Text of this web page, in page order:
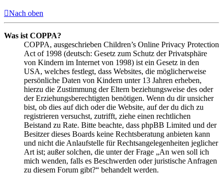
Nach oben
Was ist COPPA?
COPPA, ausgeschrieben Children’s Online Privacy Protection
Act of 1998 (deutsch: Gesetz zum Schutz der Privatsphäre
von Kindern im Internet von 1998) ist ein Gesetz in den
USA, welches festlegt, dass Websites, die möglicherweise
persönliche Daten von Kindern unter 13 Jahren erheben,
hierzu die Zustimmung der Eltern beziehungsweise des oder
der Erziehungsberechtigten benötigen. Wenn du dir unsicher
bist, ob dies auf dich oder die Website, auf der du dich zu
registrieren versuchst, zutrifft, ziehe einen rechtlichen
Beistand zu Rate. Bitte beachte, dass phpBB Limited und der
Besitzer dieses Boards keine Rechtsberatung anbieten kann
und nicht die Anlaufstelle für Rechtsangelegenheiten jeglicher
Art ist; außer solchen, die unter der Frage „An wen soll ich
mich wenden, falls es Beschwerden oder juristische Anfragen
zu diesem Forum gibt?“ behandelt werden.